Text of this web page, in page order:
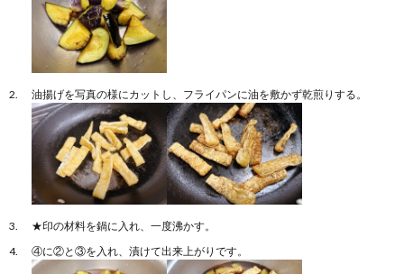
油揚げを写真の様にカットし、フライパンに油を敷かず乾煎りする。
★印の材料を鍋に入れ、一度沸かす。
④に②と③を入れ、漬けて出来上がりです。